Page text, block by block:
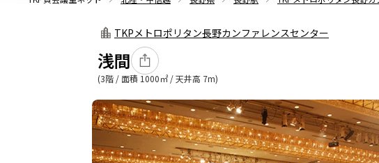
TKPメトロポリタン長野カンファレンスセンター
浅間
(3階 / 面積 1000㎡ / 天井高 7m)